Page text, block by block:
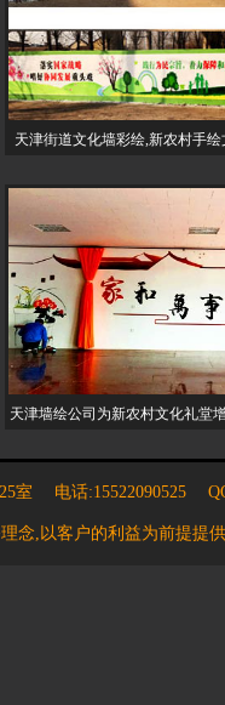
天津街道文化墙彩绘,新农村手绘
天津墙绘公司为新农村文化礼堂
室 电话:15522090525
念,以客户的利益为前提提